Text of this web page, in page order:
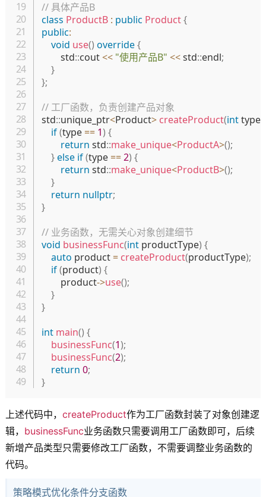
// 具体产品B
class ProductB : public Product{
public:
void use() override{
        std
::cout << "使用产品B" << std::endl;
}
};
// 工厂函数，负责创建产品对象
std::unique_ptr<Product> createProduct(int type)
if(type == 1) {
return std::make_unique<ProductA>();
}else if(type ==2) {
return std::make_unique<ProductB>();
}
return nullptr;
}
// 业务函数，无需关心对象创建细节
void businessFunc(int productType) {
auto product = createProduct(productType);
if(product) {
        product
->use();
}
}
int main() {
businessFunc(1);
businessFunc(2);
return 0;
}
上述代码中， createProduct作为工厂函数封装了对象创建逻
辑， businessFunc业务函数只需要调用工厂函数即可，后续
新增产品类型只需要修改工厂函数，不需要调整业务函数的
代码。
策略模式优化条件分支函数